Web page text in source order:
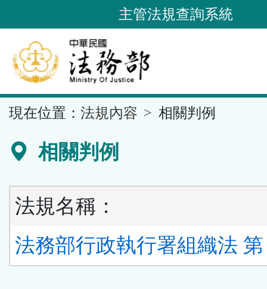
到
要
內
容
區
主管法規查詢系統
現在位置： 法規內容 相關判例
相關判例
法規名稱：
法務部行政執行署組織法 第